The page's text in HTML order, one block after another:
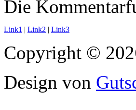
Die
Link1 | Link2 | Link3
Copyright ©
Design von